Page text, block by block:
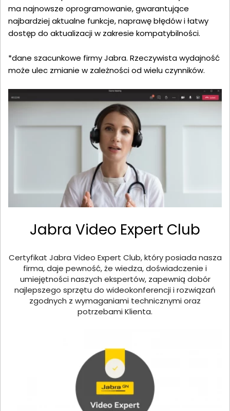
ma najnowsze oprogramowanie, gwarantujące
najbardziej aktualne funkcje, naprawę błędów i łatwy
dostęp do aktualizacji w zakresie kompatybilności.
*dane szacunkowe firmy Jabra. Rzeczywista wydajność
może ulec zmianie w zależności od wielu czynników.
Jabra Video Expert Club
Certyfikat Jabra Video Expert Club, który posiada nasza
firma, daje pewność, że wiedza, doświadczenie i
umiejętności naszych ekspertów, zapewnią dobór
najlepszego sprzętu do wideokonferencji i rozwiązań
zgodnych z wymaganiami technicznymi oraz
potrzebami Klienta.